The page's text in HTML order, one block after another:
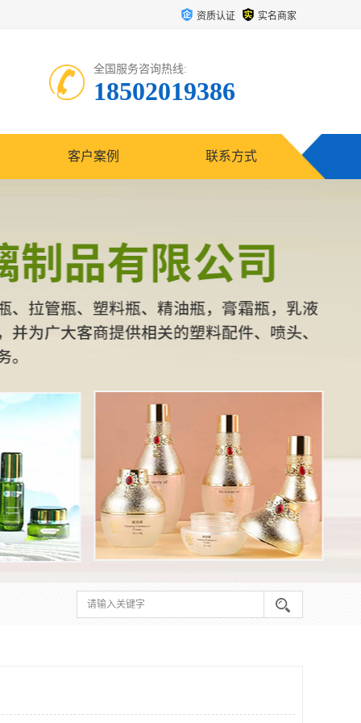
资质认证 实名商家
全国服务咨询热线:
18502019386
客户案例 联系方式